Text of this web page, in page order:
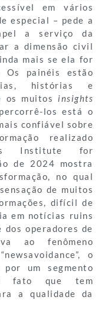
em vários
especial – pede a
a serviço da
a dimensão civil
mais se ela for
Os painéis estão
histórias e
os muitos insights
los está o
confiável sobre
realizado
Institute for
de 2024 mostra
no qual
de muitos
difícil de
em notícias ruins
operadores de
ao fenômeno
o
por um segmento
fato que tem
a qualidade da